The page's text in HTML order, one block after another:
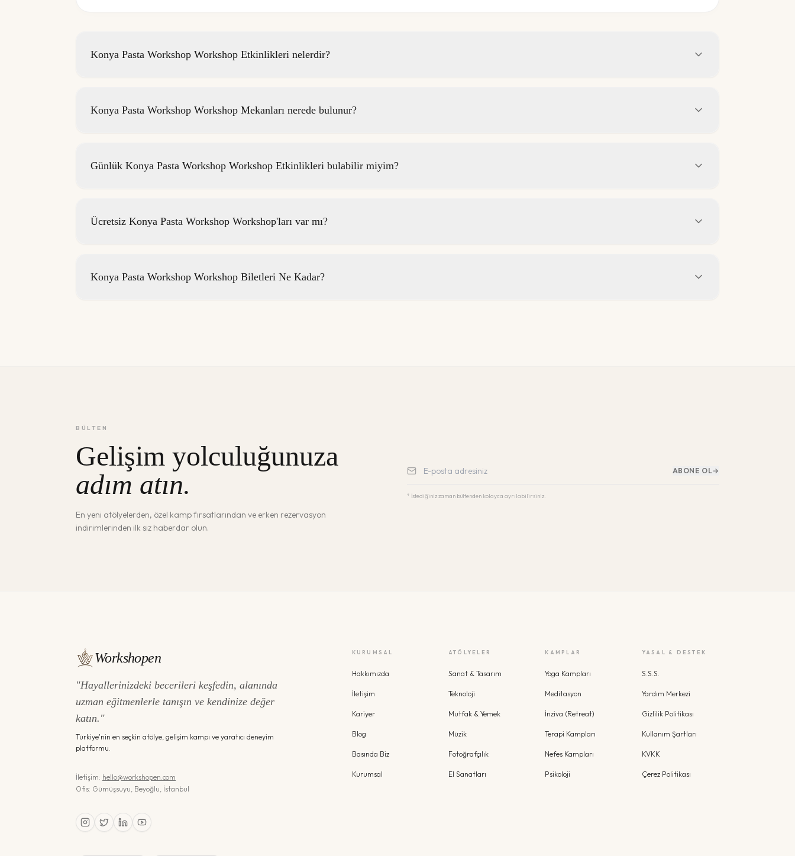
Konya Pasta Workshop Workshop Etkinlikleri nelerdir?
Konya Pasta Workshop Workshop Mekanları nerede bulunur?
Günlük Konya Pasta Workshop Workshop Etkinlikleri bulabilir miyim?
Ücretsiz Konya Pasta Workshop Workshop'ları var mı?
Konya Pasta Workshop Workshop Biletleri Ne Kadar?
BÜLTEN
Gelişim yolculuğunuza
adım atın.
En yeni atölyelerden, özel kamp fırsatlarından ve erken rezervasyon
indirimlerinden ilk siz haberdar olun.
ABONE OL→
* İstediğiniz zaman bültenden kolayca ayrılabilirsiniz.
Workshopen
"Hayallerinizdeki becerileri keşfedin, alanında
uzman eğitmenlerle tanışın ve kendinize değer
katın."
Türkiye'nin en seçkin atölye, gelişim kampı ve yaratıcı deneyim
platformu.
İletişim: hello@workshopen.com
Ofis: Gümüşsuyu, Beyoğlu, İstanbul
KURUMSAL
Hakkımızda
İletişim
Kariyer
Blog
Basında Biz
Kurumsal
ATÖLYELER
Sanat & Tasarım
Teknoloji
Mutfak & Yemek
Müzik
Fotoğrafçılık
El Sanatları
KAMPLAR
Yoga Kampları
Meditasyon
İnziva (Retreat)
Terapi Kampları
Nefes Kampları
Psikoloji
YASAL & DESTEK
S.S.S.
Yardım Merkezi
Gizlilik Politikası
Kullanım Şartları
KVKK
Çerez Politikası